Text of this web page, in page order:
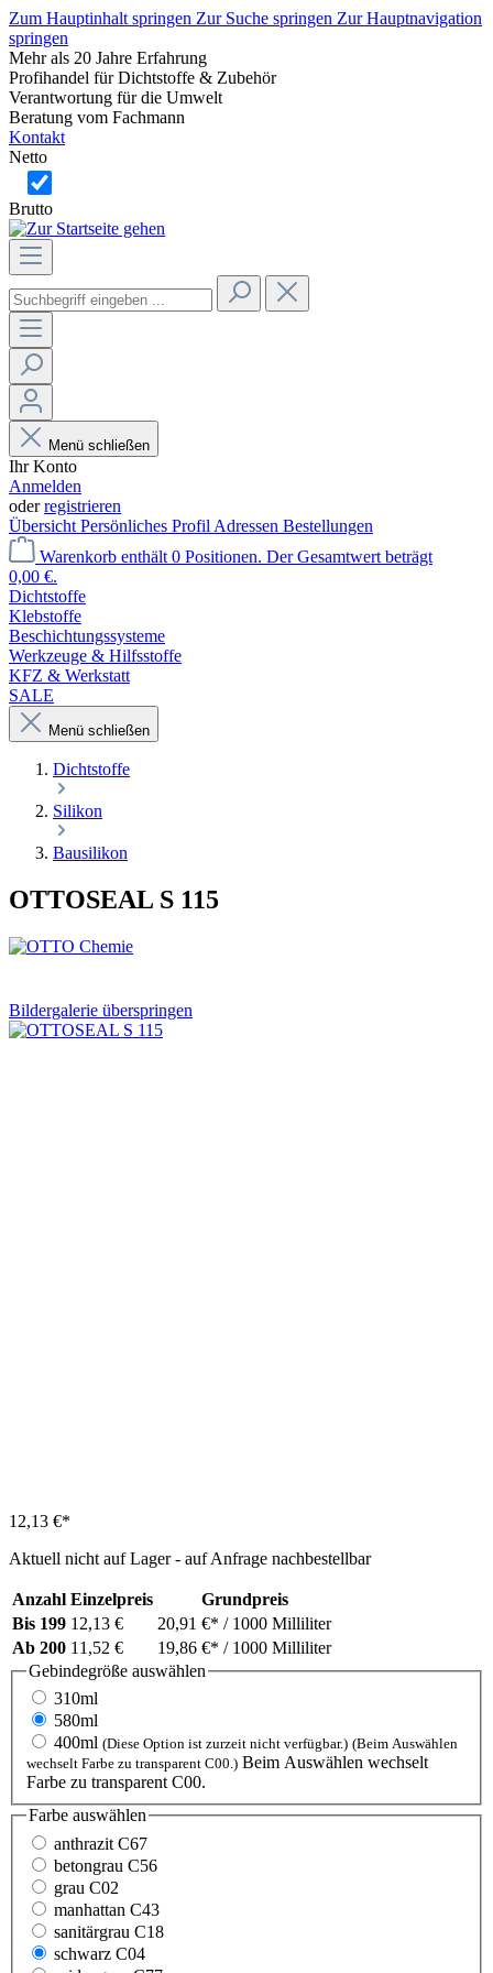
Zum Hauptinhalt springen Zur Suche springen Zur Hauptnavigation
springen
Mehr als 20 Jahre Erfahrung
Profihandel für Dichtstoffe & Zubehör
Verantwortung für die Umwelt
Beratung vom Fachmann
Kontakt
Netto
Brutto
Menü schließen
Ihr Konto
Anmelden
oderregistrieren
Übersicht Persönliches Profil Adressen Bestellungen
Warenkorb enthält 0 Positionen. Der Gesamtwert beträgt
0,00 €.
Dichtstoffe
Klebstoffe
Beschichtungssysteme
Werkzeuge & Hilfsstoffe
KFZ & Werkstatt
SALE
Menü schließen
Dichtstoffe
Silikon
Bausilikon
OTTOSEAL S 115
Bildergalerie überspringen
12,13 €*
Aktuell nicht auf Lager - auf Anfrage nachbestellbar
Anzahl Einzelpreis
Grundpreis
Bis 199 12,13 € 20,91 €* / 1000 Milliliter
Ab 200 11,52 € 19,86 €* / 1000 Milliliter
Gebindegröße auswählen
310ml
580ml
400ml (Diese Option ist zurzeit nicht verfügbar.) (Beim Auswählen
wechselt Farbe zu transparent C00.) Beim Auswählen wechselt
Farbe zu transparent C00.
Farbe auswählen
anthrazit C67
betongrau C56
grau C02
manhattan C43
sanitärgrau C18
schwarz C04